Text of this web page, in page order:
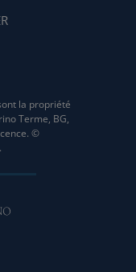
la propriété
Terme, BG,
©